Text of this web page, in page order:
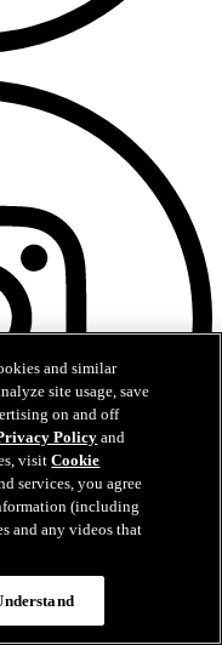
and similar
site usage, save
on and off
Policyand
visitCookie
services, you agree
(including
and any videos that